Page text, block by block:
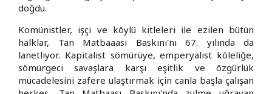
doğdu.
Komünistler, işçi ve köylü kitleleri ile ezilen bütün
halklar, Tan Matbaaası Baskını'nı 67. yılında da
lanetliyor. Kapitalist sömürüye, emperyalist köleliğe,
sömürgeci savaşlara karşı eşitlik ve özgürlük
mücadelesini zafere ulaştırmak için canla başla çalışan